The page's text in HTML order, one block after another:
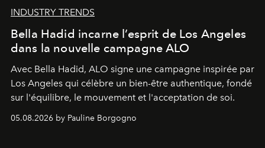
INDUSTRY TRENDS
Bella Hadid incarne l’esprit de Los Angeles
dans la nouvelle campagne ALO
Avec Bella Hadid, ALO signe une campagne inspirée par
Los Angeles qui célèbre un bien-être authentique, fondé
sur l'équilibre, le mouvement et l'acceptation de soi.
05.08.2026 by Pauline Borgogno